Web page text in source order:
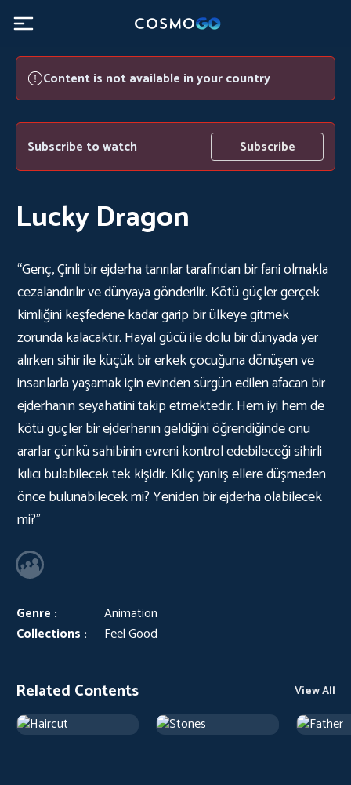
Content is not available in your country
Subscribe to watch Subscribe
Lucky Dragon
“Genç, Çinli bir ejderha tanrılar tarafından bir fani olmakla
cezalandırılır ve dünyaya gönderilir. Kötü güçler gerçek
kimliğini keşfedene kadar garip bir ülkeye gitmek
zorunda kalacaktır. Hayal gücü ile dolu bir dünyada yer
alırken sihir ile küçük bir erkek çocuğuna dönüşen ve
insanlarla yaşamak için evinden sürgün edilen afacan bir
ejderhanın seyahatini takip etmektedir. Hem iyi hem de
kötü güçler bir ejderhanın geldiğini öğrendiğinde onu
ararlar çünkü sahibinin evreni kontrol edebileceği sihirli
kılıcı bulabilecek tek kişidir. Kılıç yanlış ellere düşmeden
önce bulunabilecek mi? Yeniden bir ejderha olabilecek
mi?"
Genre :
Animation
Collections :
Feel Good
Related Contents View All